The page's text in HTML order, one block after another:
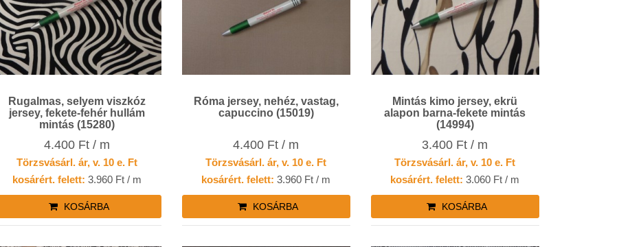
Rugalmas, selyem viszkóz
jersey, fekete-fehér hullám
mintás (15280)
4.400 Ft / m
Törzsvásárl. ár, v. 10 e. Ft
kosárért. felett: 3.960 Ft / m
KOSÁRBA
Róma jersey, nehéz, vastag,
capuccino (15019)
4.400 Ft / m
Törzsvásárl. ár, v. 10 e. Ft
kosárért. felett: 3.960 Ft / m
KOSÁRBA
Mintás kimo jersey, ekrü
alapon barna-fekete mintás
(14994)
3.400 Ft / m
Törzsvásárl. ár, v. 10 e. Ft
kosárért. felett: 3.060 Ft / m
KOSÁRBA